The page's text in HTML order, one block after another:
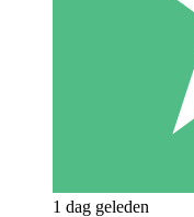
1 dag geleden